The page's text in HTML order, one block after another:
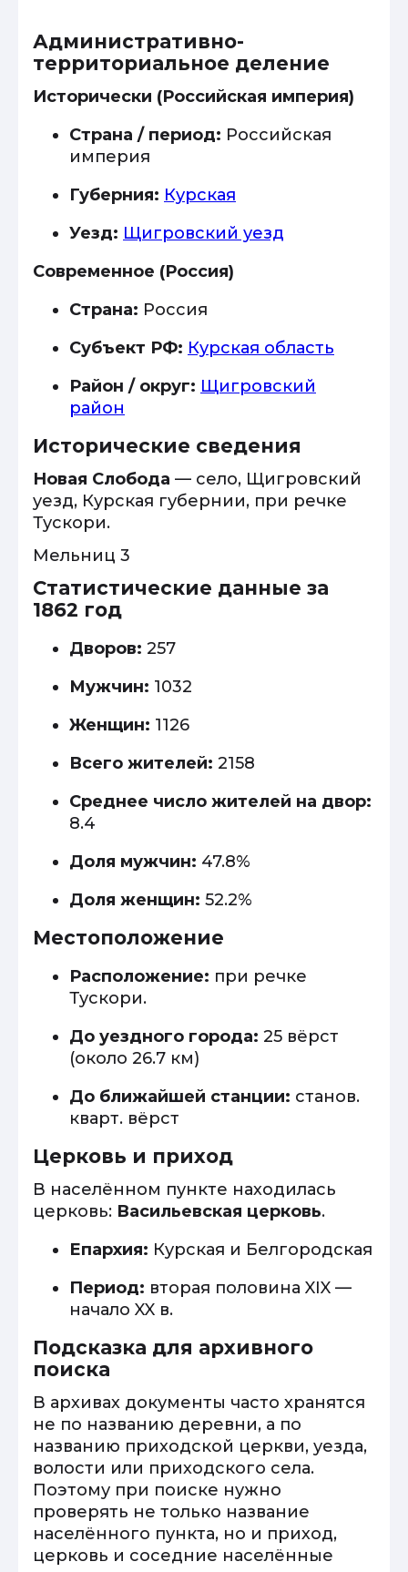
Административно-
территориальное деление
Исторически (Российская империя)
Страна / период: Российская
империя
Губерния: Курская
Уезд: Щигровский уезд
Современное (Россия)
Страна: Россия
Субъект РФ: Курская область
Район / округ: Щигровский
район
Исторические сведения
Новая Слобода — село, Щигровский
уезд, Курская губернии, при речке
Тускори.
Мельниц 3
Статистические данные за
1862 год
Дворов: 257
Мужчин: 1032
Женщин: 1126
Всего жителей: 2158
Среднее число жителей на двор:
8.4
Доля мужчин: 47.8%
Доля женщин: 52.2%
Местоположение
Расположение: при речке
Тускори.
До уездного города: 25 вёрст
(около 26.7 км)
До ближайшей станции: станов.
кварт. вёрст
Церковь и приход
В населённом пункте находилась
церковь: Васильевская церковь.
Епархия: Курская и Белгородская
Период: вторая половина XIX —
начало XX в.
Подсказка для архивного
поиска
В архивах документы часто хранятся
не по названию деревни, а по
названию приходской церкви, уезда,
волости или приходского села.
Поэтому при поиске нужно
проверять не только название
населённого пункта, но и приход,
церковь и соседние населённые